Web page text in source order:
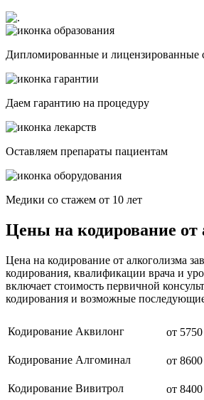
Дипломированные и лицензированные
Даем гарантию на процедуру
Оставляем препараты пациентам
Медики со стажем от 10 лет
Цены на кодирование от
Цена на кодирование от алкоголизма
кодирования, квалификации врача и
включает стоимость первичной
кодирования и возможные
Кодирование Аквилонг от
Кодирование Алгоминал от
Кодирование Вивитрол от